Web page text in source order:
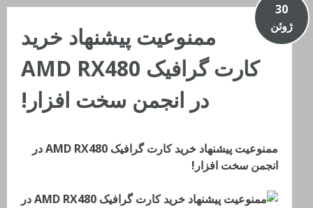
30
ژوئن
ممنوعیت پیشنهاد خرید
کارت گرافیک AMD RX480
در انجمن سخت افزار!
ممنوعیت پیشنهاد خرید کارت گرافیک AMD RX480 در
انجمن سخت افزار!